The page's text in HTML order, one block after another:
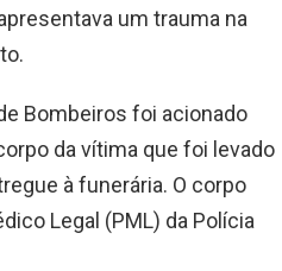
um trauma na
Bombeiros foi acionado
da vítima que foi levado
à funerária. O corpo
Legal (PML) da Polícia